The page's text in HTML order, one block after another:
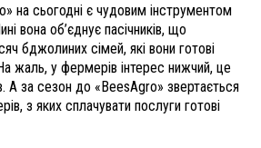
на сьогодні є чудовим інструментом
вона об’єднує пасічників, що
бджолиних сімей, які вони готові
жаль, у фермерів інтерес нижчий, це
А за сезон до «ВeesAgro» звертається
з яких сплачувати послуги готові